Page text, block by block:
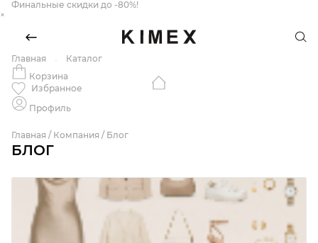
Финальные скидки до -80%!
×
Главная
Каталог
Корзина
Избранное
Профиль
Главная / Компания / Блог
БЛОГ